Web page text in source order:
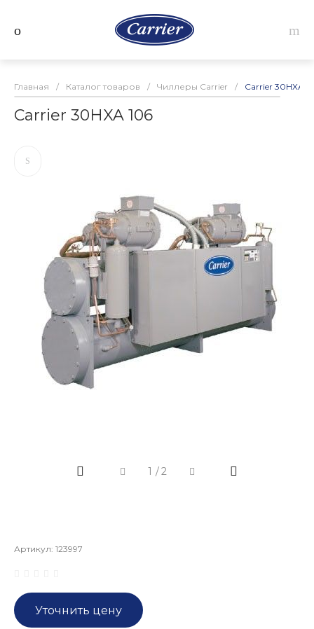
Главная / Каталог товаров / Чиллеры Carrier / Carrier 30HXA
Carrier 30HXA 106
1 /2
Артикул: 123997
Уточнить цену